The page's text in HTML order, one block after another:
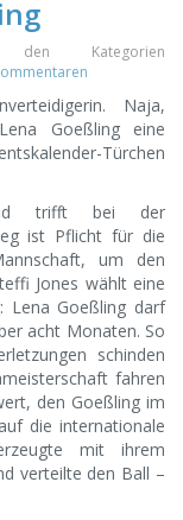
Kategorien
Naja,
Goeßling eine
Türchen
trifft bei der
ist Pflicht für die
um den
Jones wählt eine
Lena Goeßling darf
acht Monaten. So
schinden
fahren
den Goeßling im
die internationale
mit ihrem
verteilte den Ball –